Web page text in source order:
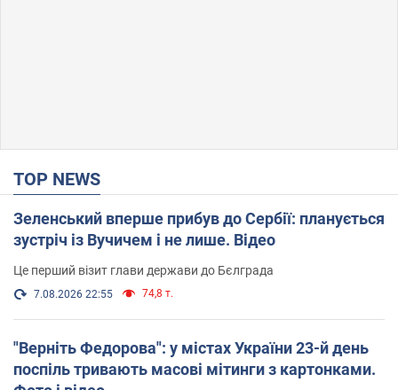
TOP NEWS
Зеленський вперше прибув до Сербії: планується
зустріч із Вучичем і не лише. Відео
Це перший візит глави держави до Бєлграда
7.08.2026 22:55 74,8 т.
"Верніть Федорова": у містах України 23-й день
поспіль тривають масові мітинги з картонками.